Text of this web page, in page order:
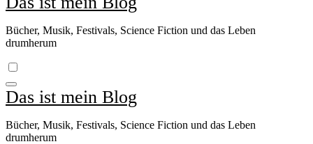
Bücher, Musik, Festivals, Science Fiction und das Leben
drumherum
Das ist mein Blog
Bücher, Musik, Festivals, Science Fiction und das Leben
drumherum